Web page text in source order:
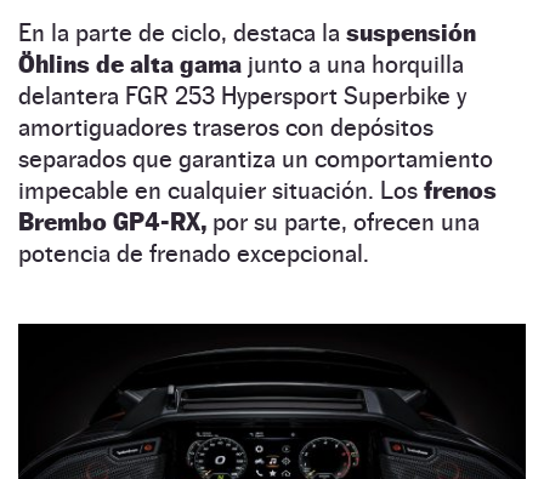
En la parte de ciclo, destaca la suspensión
Öhlins de alta gama junto a una horquilla
delantera FGR 253 Hypersport Superbike y
amortiguadores traseros con depósitos
separados que garantiza un comportamiento
impecable en cualquier situación. Los frenos
Brembo GP4-RX, por su parte, ofrecen una
potencia de frenado excepcional.